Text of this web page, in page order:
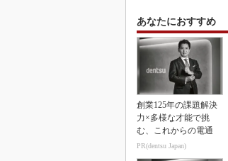
あなたにおすすめ
創業125年の課題解決
力×多様な才能で挑
む、これからの電通
PR(dentsu Japan)